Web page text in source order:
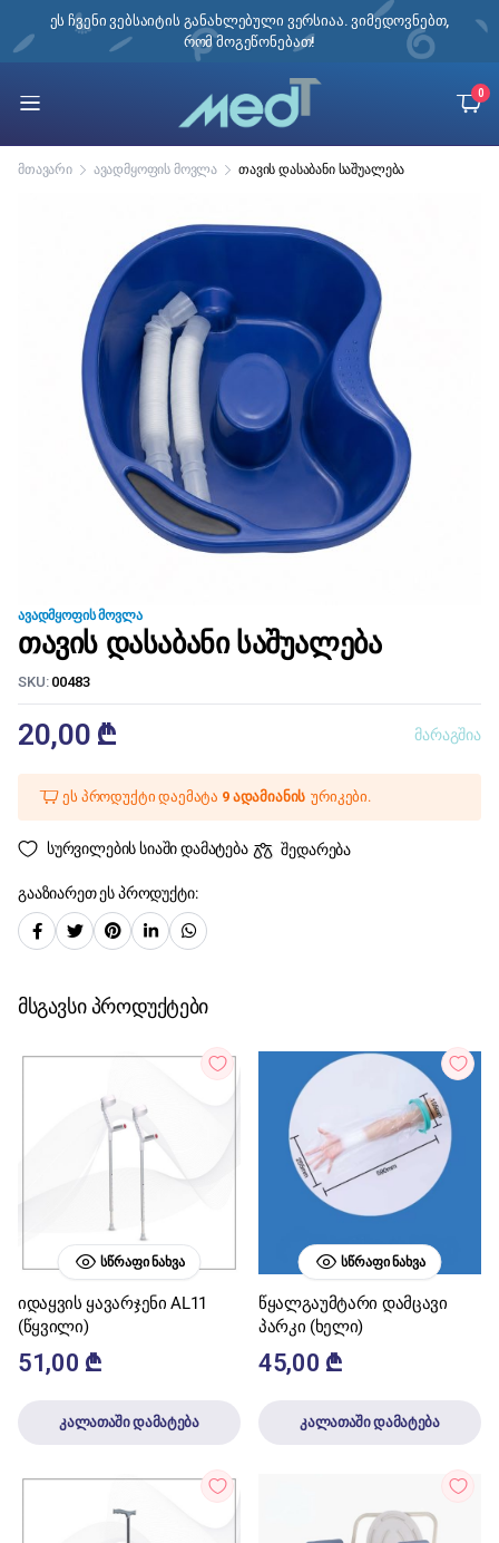
ეს ჩვენი ვებსაიტის განახლებული ვერსიაა. ვიმედოვნებთ,
რომ მოგეწონებათ!
0
მთავარი ავადმყოფის მოვლა თავის დასაბანი საშუალება
ᲐᲕᲐᲓᲛᲧᲝᲤᲘᲡ ᲛᲝᲕᲚᲐ
თავის დასაბანი საშუალება
SKU: 00483
20,00 ₾ მარაგშია
ეს პროდუქტი დაემატა 9 ადამიანის ურიკები.
სურვილების სიაში დამატება შედარება
გააზიარეთ ეს პროდუქტი:
მსგავსი პროდუქტები
ᲡᲬᲠᲐᲤᲘ ᲜᲐᲮᲕᲐ
იდაყვის ყავარჯენი AL11
(წყვილი)
51,00 ₾
კალათაში დამატება
ᲡᲬᲠᲐᲤᲘ ᲜᲐᲮᲕᲐ
წყალგაუმტარი დამცავი
პარკი (ხელი)
45,00 ₾
კალათაში დამატება